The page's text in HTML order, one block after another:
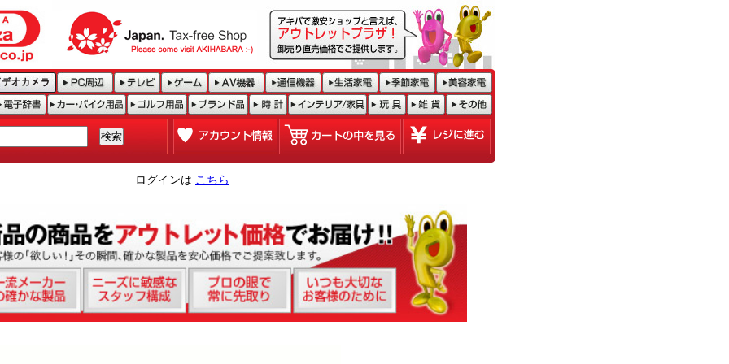
ログインは こちら